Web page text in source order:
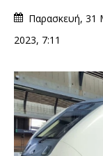
Παρασκευή, 31
2023, 7:11